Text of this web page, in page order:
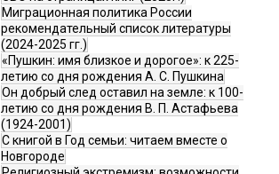
Миграционная политика России
рекомендательный список литературы
(2024-2025 гг.)
«Пушкин: имя близкое и дорогое»: к 225-
летию со дня рождения А. С. Пушкина
Он добрый след оставил на земле: к 100-
летию со дня рождения В. П. Астафьева
(1924-2001)
С книгой в Год семьи: читаем вместе о
Новгороде